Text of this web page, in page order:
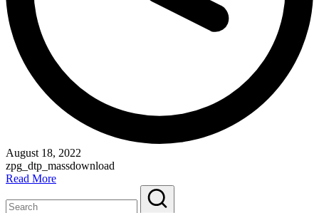
August 18, 2022
zpg_dtp_massdownload
Read More